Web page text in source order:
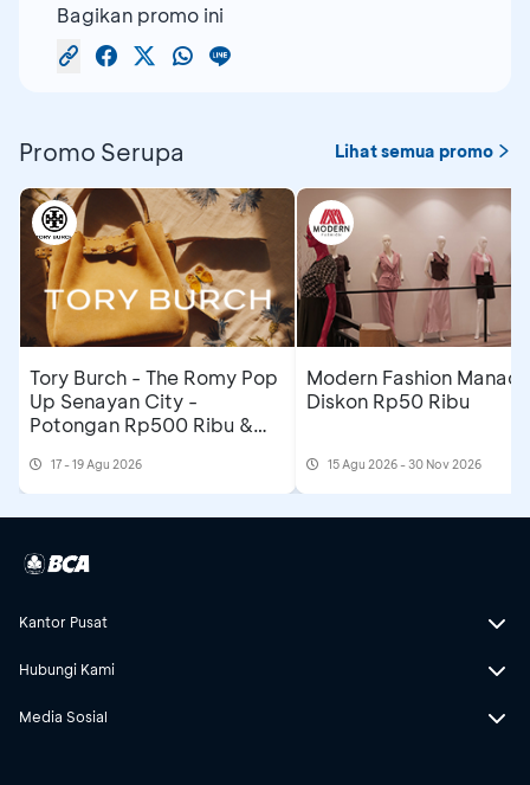
Bagikan promo ini
Promo Serupa Lihat semua promo
Tory Burch - The Romy Pop
Up Senayan City -
Potongan Rp500 Ribu &
17 - 19 Agu 2026
Modern Fashion
Diskon Rp50 Ribu
15 Agu 2026 - 30 Nov 2026
Kantor Pusat
Hubungi Kami
Media Sosial